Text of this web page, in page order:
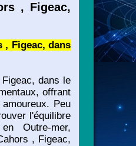
, Figeac,
, Figeac, dans
dans le
offrant
Peu
l'équilibre
Outre-mer,
, Figeac,